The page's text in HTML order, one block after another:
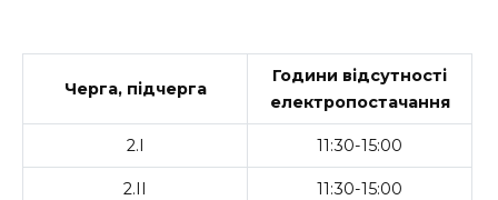
Черга, підчерга
Години відсутності
електропостачання
2.І 11:30-15:00
2.ІІ 11:30-15:00